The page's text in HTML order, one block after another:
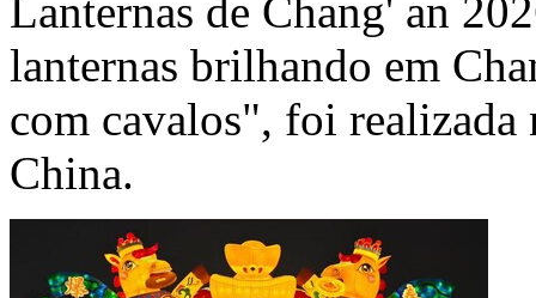
Lanternas de Chang' an
lanternas brilhando em
com cavalos", foi
China.